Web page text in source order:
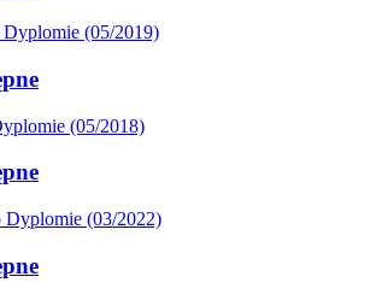
(05/2019)
(05/2018)
Dyplomie (03/2022)